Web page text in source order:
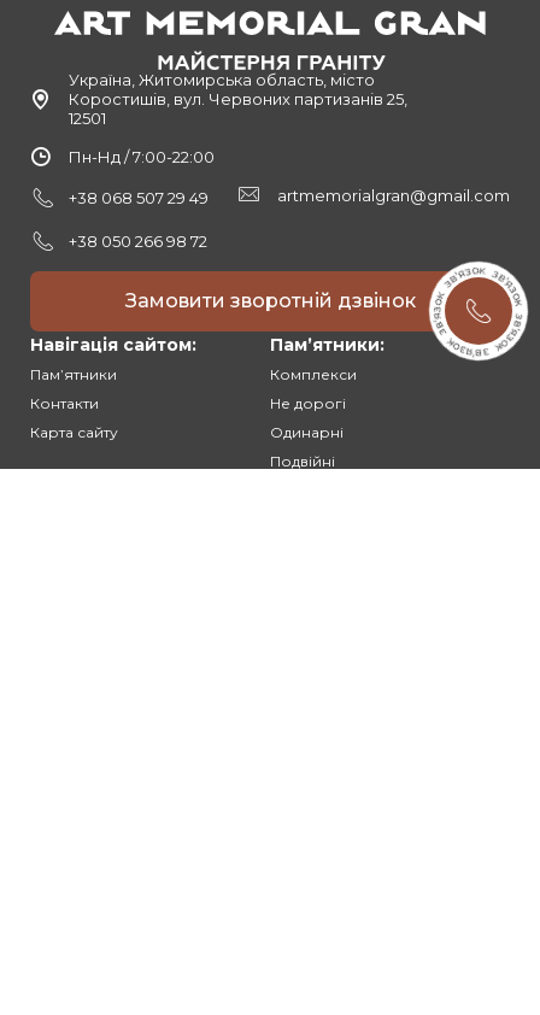
Україна, Житомирська область, місто
Коростишів, вул. Червоних партизанів 25,
12501
Пн-Нд / 7:00-22:00
+38 068 507 29 49
+38 050 266 98 72
artmemorialgran@gmail.com
Замовити зворотній дзвінок
Навігація сайтом:
Памʼятники
Контакти
Карта сайту
Памʼятники:
Комплекси
Не дорогі
Одинарні
Подвійні